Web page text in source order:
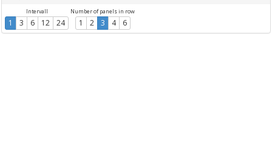
Intervall
1 3 6 12 24
Number of panels in row
1 2 3 4 6